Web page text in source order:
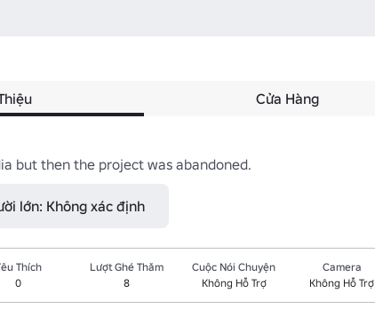
Cửa Hàng
but then the project was abandoned.
lớn: Không xác định
Thích
0
Lượt Ghé Thăm
8
Cuộc Nói Chuyện
Không Hỗ Trợ
Camera
Không Hỗ Trợ